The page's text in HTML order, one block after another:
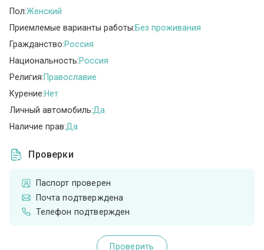
Пол:Женский
Приемлемые варианты работы:Без проживания
Гражданство:Россия
Национальность:Россия
Религия:Православие
Курение:Нет
Личный автомобиль:Да
Наличие прав:Да
Проверки
Паспорт проверен
Почта подтверждена
Телефон подтвержден
Проверить